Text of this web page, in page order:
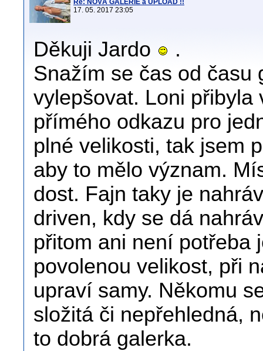
17. 05. 2017 23:05
Děkuji Jardo
.
Snažím se čas od času
vylepšovat. Loni přibyla
přímého odkazu pro
plné velikosti, tak jsem
aby to mělo význam.
dost. Fajn taky je
driven, kdy se dá
přitom ani není potřeba
povolenou velikost, při
upraví samy. Někomu
složitá či nepřehledná,
to dobrá galerka.